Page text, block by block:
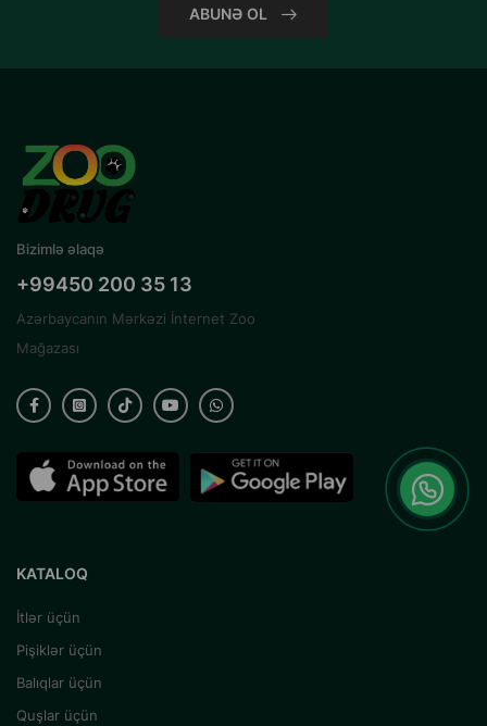
ABUNƏ OL
Bizimlə əlaqə
+99450 200 35 13
Azərbaycanın Mərkəzi İnternet Zoo
Mağazası
KATALOQ
İtlər üçün
Pişiklər üçün
Balıqlar üçün
Quşlar üçün